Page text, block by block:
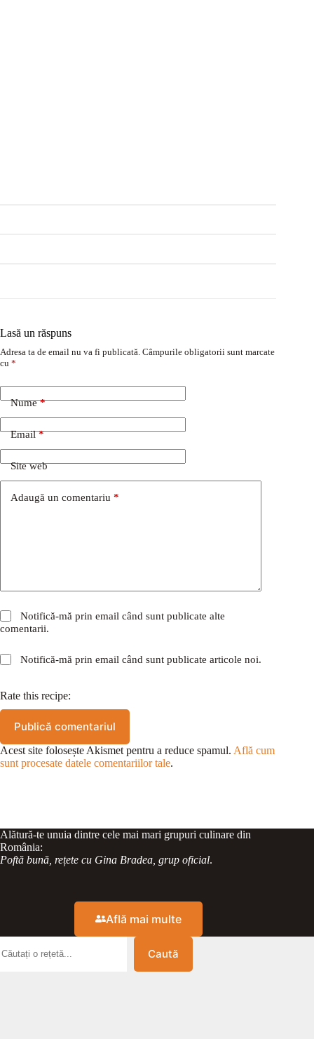
Lasă un răspuns
Adresa ta de email nu va fi publicată. Câmpurile obligatorii sunt marcate
cu *
Nume*
Email*
Site web
Adaugă un comentariu *
Notifică-mă prin email când sunt publicate alte
comentarii.
Notifică-mă prin email când sunt publicate articole noi.
Rate this recipe:
Publică comentariul
Acest site folosește Akismet pentru a reduce spamul. Află cum
sunt procesate datele comentariilor tale.
Alătură-te unuia dintre cele mai mari grupuri culinare din
România:
Poftă bună, rețete cu Gina Bradea, grup oficial.
Află mai multe
Caută